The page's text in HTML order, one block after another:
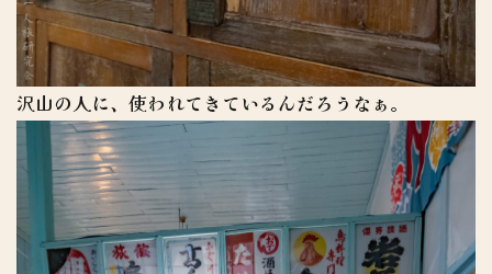
沢山の人に、使われてきているんだろうなぁ。